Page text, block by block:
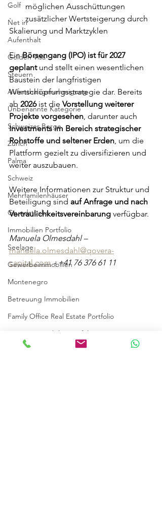
Golf
Net irr
Aufenthalt
Golden Visa
Steuern
Aufenthalsgenehmigung
Unbenannte Kategorie
Schweizer Berge
Zürich
Palma
Schweiz
Mehrfamilenhäuser
Grundstücke
Immobilien Portfolio
Seelage
Gewerbeimmobilien
Montenegro
Betreuung Immobilien
Family Office Real Estate Portfolio
Privates Immobilie portfolio
·       möglichen Ausschüttungen
·       zusätzlicher Wertsteigerung durch
Skalierung und Marktzyklen
Ein Börsengang (IPO) ist für 2027
geplant und stellt einen wesentlichen
Baustein der langfristigen
Wertschöpfungsstrategie dar. Bereits
ab 2026 ist die Vorstellung weiterer
Projekte vorgesehen , darunter auch
Investments im Bereich strategischer
Rohstoffe und seltener Erden , um die
Plattform gezielt zu diversifizieren und
weiter auszubauen.
Weitere Informationen zur Struktur und
Beteiligung sind auf Anfrage und nach
Vertraulichkeitsvereinbarung verfügbar.
Manuela Olmesdahl –
manuela.olmesdahl@qovera-
capital.com - +41 76 376 61 11